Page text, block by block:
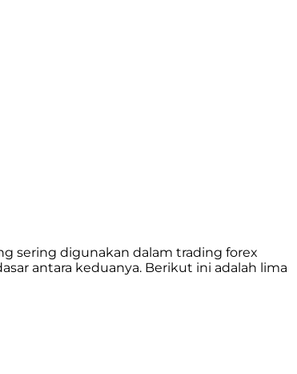
sering digunakan dalam trading forex
antara keduanya. Berikut ini adalah lima